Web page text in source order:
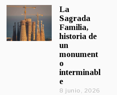
La
Sagrada
Familia,
historia de
un
monument
o
interminabl
e
8 junio, 2026